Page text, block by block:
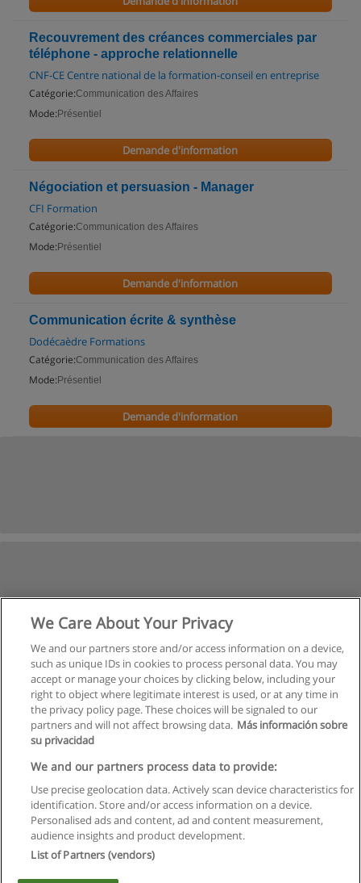
Recouvrement des créances commerciales par
téléphone - approche relationnelle
CNF-CE Centre national de la formation-conseil en entreprise
Catégorie:Communication des Affaires
Mode: Présentiel
Demande d'information
Négociation et persuasion - Manager
CFI Formation
Catégorie:Communication des Affaires
Mode: Présentiel
Demande d'information
Communication écrite & synthèse
Dodécaèdre Formations
Catégorie:Communication des Affaires
Mode: Présentiel
Demande d'information
Règles d'utilisation
Confidentialité des données
We Care About Your Privacy
We and our partners store and/or access information on a device,
such as unique IDs in cookies to process personal data. You may
accept or manage your choices by clicking below, including your
right to object where legitimate interest is used, or at any time in
the privacy policy page. These choices will be signaled to our
partners and will not affect browsing data. Más información sobre
su privacidad
We and our partners process data to provide:
Use precise geolocation data. Actively scan device characteristics for
identification. Store and/or access information on a device.
Personalised ads and content, ad and content measurement,
audience insights and product development.
List of Partners (vendors)